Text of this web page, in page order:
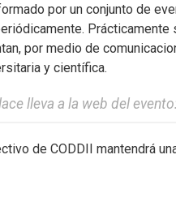
por un conjunto de
Prácticamente
por medio de
y científica.
lleva a la web del
de CODDII mantendrá